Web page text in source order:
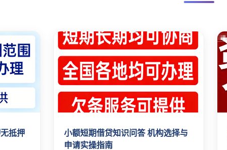
抵押
小额短期借贷知识问答 机构选择与
申请实操指南